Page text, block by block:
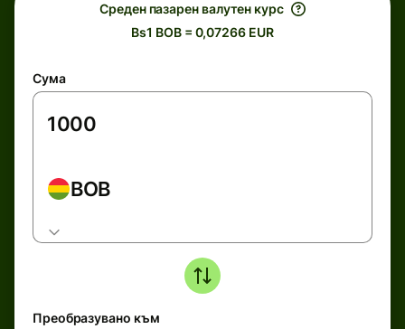
Среден пазарен валутен курс
Bs1 BOB = 0,07266 EUR
Сума
BOB
Преобразувано към